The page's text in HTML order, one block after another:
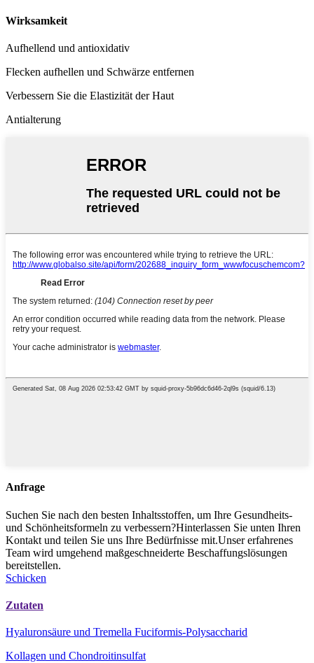
Wirksamkeit
Aufhellend und antioxidativ
Flecken aufhellen und Schwärze entfernen
Verbessern Sie die Elastizität der Haut
Antialterung
Anfrage
Suchen Sie nach den besten Inhaltsstoffen, um Ihre Gesundheits-
und Schönheitsformeln zu verbessern?Hinterlassen Sie unten Ihren
Kontakt und teilen Sie uns Ihre Bedürfnisse mit.Unser erfahrenes
Team wird umgehend maßgeschneiderte Beschaffungslösungen
bereitstellen.
Schicken
Zutaten
Hyaluronsäure und Tremella Fuciformis-Polysaccharid
Kollagen und Chondroitinsulfat